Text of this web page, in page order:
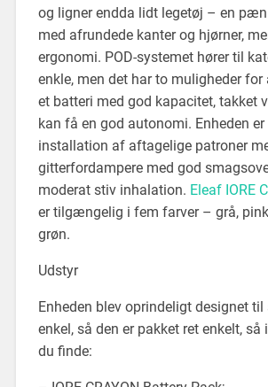
og ligner endda lidt legetøj – en
med afrundede kanter og hjørner,
ergonomi. POD-systemet hører til
enkle, men det har to muligheder for
et batteri med god kapacitet, takket
kan få en god autonomi. Enheden
installation af aftagelige patroner
gitterfordampere med god
moderat stiv inhalation. Eleaf IORE
er tilgængelig i fem farver – grå,
grøn.
Udstyr
Enheden blev oprindeligt designet
enkel, så den er pakket ret enkelt, så
du finde: